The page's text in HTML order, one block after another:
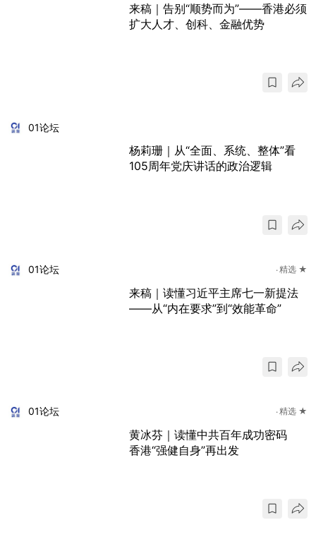
来稿｜告别“顺势而为”——香港必须
扩大人才、创科、金融优势
01论坛
杨莉珊｜从“全面、系统、整体”看
105周年党庆讲话的政治逻辑
01论坛 精选 ★
来稿｜读懂习近平主席七一新提法
——从“内在要求”到“效能革命”
01论坛 精选 ★
黄冰芬｜读懂中共百年成功密码
香港“强健自身”再出发